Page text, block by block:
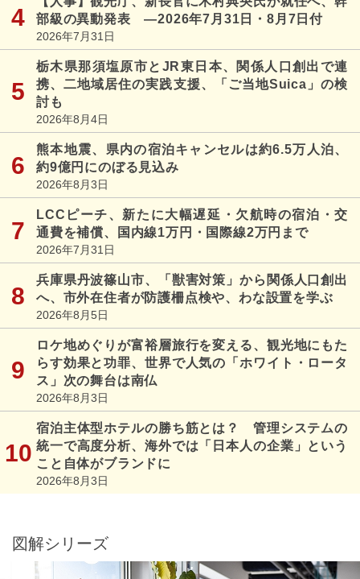
部級の異動発表 ―2026年7月31日・8月7日付
2026年7月31日
栃木県那須塩原市とJR東日本、関係人口創出で連
携、二地域居住の実践支援、「ご当地Suica」の検
討も
2026年8月4日
熊本地震、県内の宿泊キャンセルは約6.5万人泊、
約9億円にのぼる見込み
2026年8月3日
LCCピーチ、新たに大幅遅延・欠航時の宿泊・交
通費を補償、国内線1万円・国際線2万円まで
2026年7月31日
兵庫県丹波篠山市、「獣害対策」から関係人口創出
へ、市外在住者が防護柵点検や、わな設置を学ぶ
2026年8月5日
ロケ地めぐりが富裕層旅行を変える、観光地にもた
らす効果と功罪、世界で人気の「ホワイト・ロータ
ス」次の舞台は南仏
2026年8月3日
宿泊主体型ホテルの勝ち筋とは？ 管理システムの
統一で高度分析、海外では「日本人の企業」という
こと自体がブランドに
2026年8月3日
図解シリーズ